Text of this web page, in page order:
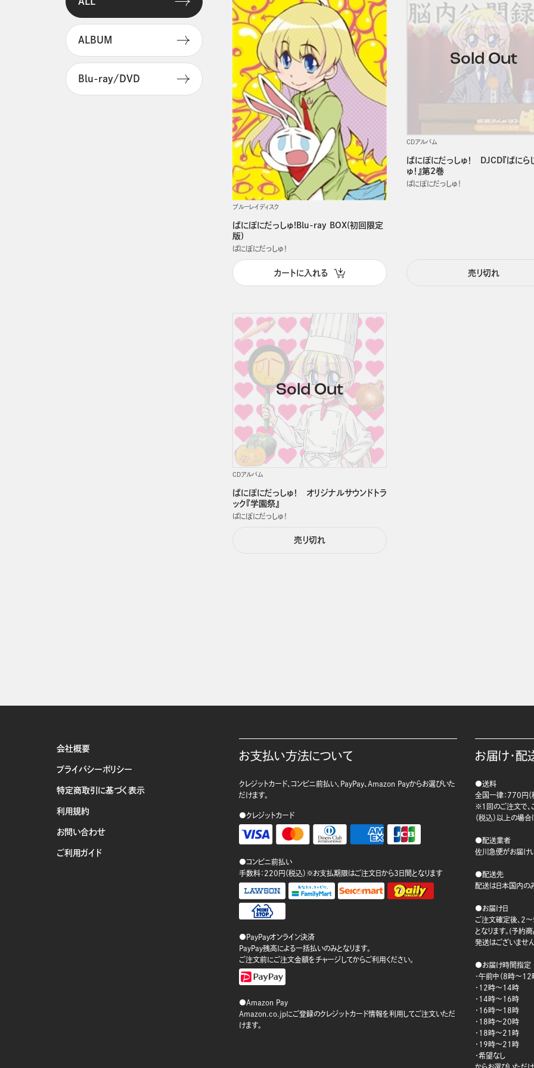
ALBUM
Blu-ray/DVD
ブルーレイディスク
ぱにぽにだっしゅ!Blu-ray BOX(初回限定
版)
ぱにぽにだっしゅ！
カートに入れる
CDアルバム
ぱにぽにだっしゅ！ DJCD『ぱにら
ゅ！』第2巻
ぱにぽにだっしゅ！
売り切れ
CDアルバム
ぱにぽにだっしゅ！ オリジナルサウンドトラ
ック『学園祭』
ぱにぽにだっしゅ！
売り切れ
会社概要
プライバシーポリシー
特定商取引に基づく表示
利用規約
お問い合わせ
ご利用ガイド
お支払い方法について
クレジットカード、コンビニ前払い、PayPay、Amazon Payからお選びいた
だけます。
●クレジットカード
●コンビニ前払い
手数料：220円（税込）※お支払期限はご注文日から3日間となります
●PayPayオンライン決済
PayPay残高による一括払いのみとなります。
ご注文前にご注文金額をチャージしてからご利用ください。
●Amazon Pay
Amazon.co.jpにご登録のクレジットカード情報を利用してご注文いただ
けます。
お届け・配
●送料
全国一律：770円（
※1回のご注文で
（税込）以上の場
●配送業者
佐川急便がお届け
●配送先
配送は日本国内の
●お届け日
ご注文確定後、2
となります。(予約
発送はございませ
●お届け時間指定
・午前中（8時～12
・12時～14時
・14時～16時
・16時～18時
・18時～20時
・18時～21時
・19時～21時
・希望なし